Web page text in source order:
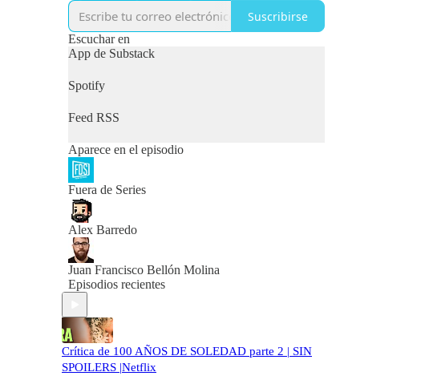
Suscribirse
Escuchar en
App de Substack
Spotify
Feed RSS
Aparece en el episodio
Fuera de Series
Alex Barredo
Juan Francisco Bellón Molina
Episodios recientes
Crítica de 100 AÑOS DE SOLEDAD parte 2 | SIN
SPOILERS |Netflix